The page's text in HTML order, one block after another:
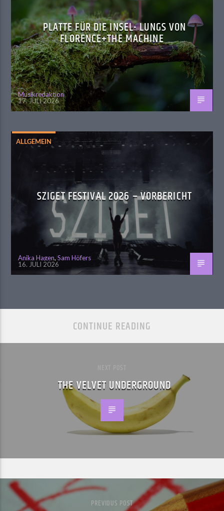
PLATTE FÜR DIE INSEL- LUNGS VON
FLORENCE+THE MACHINE
Musikredaktion
17. JULI 2026
ALLGEMEIN
SZIGET FESTIVAL 2026 – VORBERICHT
Anika Hagen,Sam Höfers
16. JULI 2026
CONTINUE READING
THE VELVET UNDERGROUND
PREVIOUS POST